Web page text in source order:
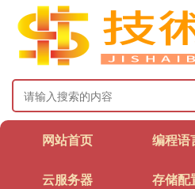
网站首页 编程语
云服务器 存储配